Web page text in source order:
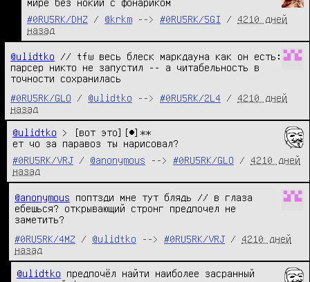
#0RU5RK/DHZ
/ @krkm --> #0RU5RK/5GI / 4210 дней
назад
@ulidtko // tfw весь блеск маркдауна как он есть:
парсер никто не запустил -- а читабельность в
точности сохранилась
#0RU5RK/GLO
/ @ulidtko --> #0RU5RK/2L4 / 4210 дней
назад
@ulidtko > [вот это][●]**
ет чо за паравоз ты нарисовал?
#0RU5RK/VRJ
/ @anonymous --> #0RU5RK/GLO / 4210 дней
назад
@anonymous поптзди мне тут блядь // в глаза
ебешься? открывающий стронг предпочел не
заметить?
#0RU5RK/4MZ
/ @ulidtko --> #0RU5RK/VRJ / 4210 дней
назад
@ulidtko предпочёл найти наиболее засранный